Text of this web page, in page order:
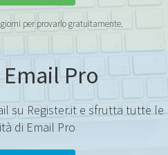
per provarlo gratuitamente.
Email Pro
su Register.it e sfrutta tutte le
di Email Pro